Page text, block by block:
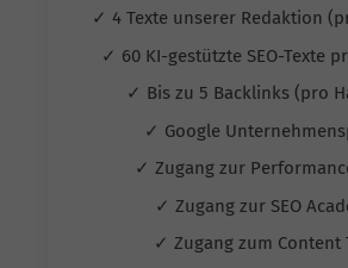
✓ 4 Texte unserer Redaktion
✓ 60 KI-gestützte SEO-Texte
✓ Bis zu 5 Backlinks (pro
✓ Google
✓ Zugang zur
✓ Zugang zur SEO
✓ Zugang zum Content